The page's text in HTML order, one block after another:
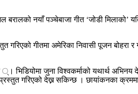
बरालको नयाँ पञ्चेबाजा गीत ‘जोडी
गीतमा अमेरिका निवासी पूजन
्। भिडियोमा जुना विश्वकर्माको यथार्थ
गरिएको देख्न सकिन्छ । छायांकनका